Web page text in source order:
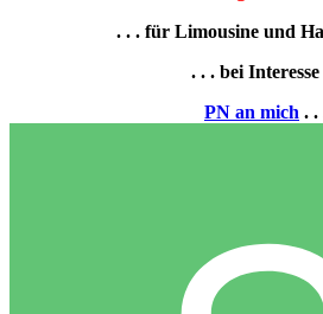
. . . für Limousine und
. . . bei
PN an mich . .